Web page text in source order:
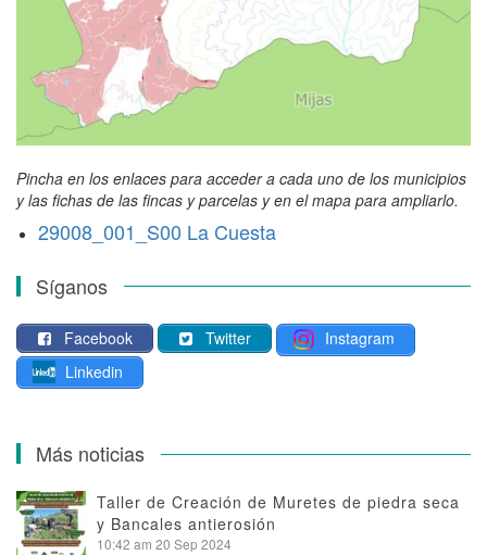
Pincha en los enlaces para acceder a cada uno de los municipios
y las fichas de las fincas y parcelas y en el mapa para ampliarlo.
29008_001_S00 La Cuesta
Síganos
Facebook Twitter
Instagram
Linkedin
Más noticias
Taller de Creación de Muretes de piedra seca
y Bancales antierosión
10:42 am 20 Sep 2024